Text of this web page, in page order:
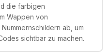
die farbigen
Wappen von
ab, um
sichtbar zu machen.